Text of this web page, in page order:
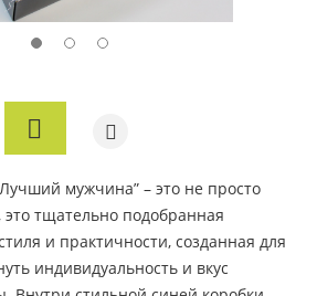
мужчина” – это не просто
это тщательно подобранная
и практичности, созданная для
индивидуальность и вкус